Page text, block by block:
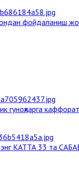
фойдаланиш
гуноҳларга
КАТТА 33 та